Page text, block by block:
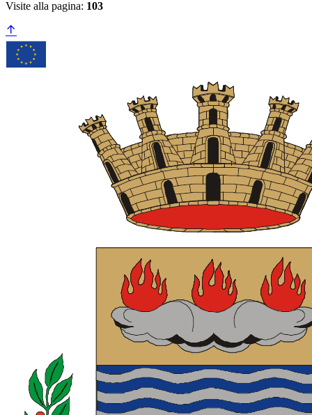
Visite alla pagina: 103